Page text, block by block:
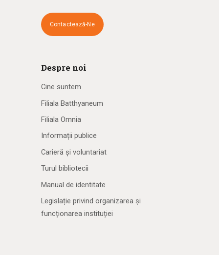
Contactează-Ne
Despre noi
Cine suntem
Filiala Batthyaneum
Filiala Omnia
Informații publice
Carieră și voluntariat
Turul bibliotecii
Manual de identitate
Legislație privind organizarea și
funcționarea instituției